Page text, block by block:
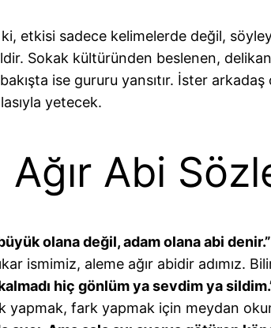
etkisi sadece kelimelerde değil,
Sokak kültüründen beslenen,
ise gururu yansıtır. İster
yetecek.
Ağır Abi
olana değil, adam olana abi denir.”
ismimiz, aleme ağır abidir adımız.
hiç gönlüm ya sevdim ya
yapmak, fark yapmak için meydan